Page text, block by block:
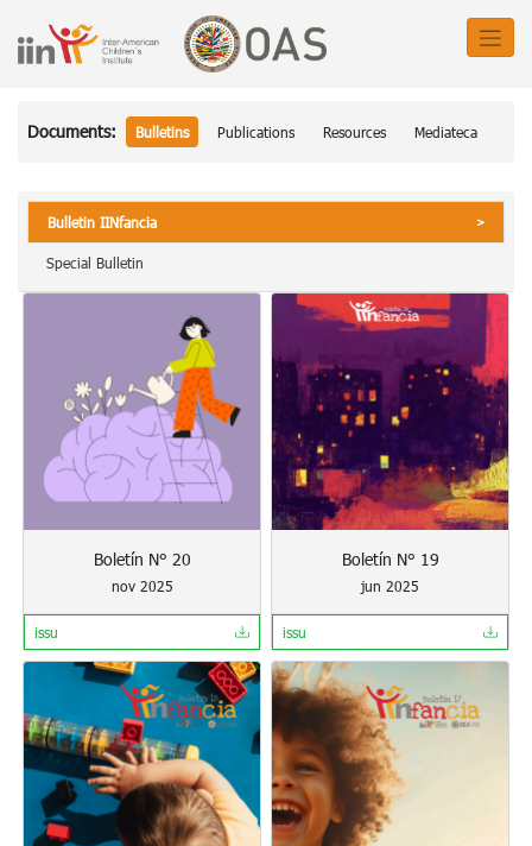
Documents: Bulletins Publications Resources Mediateca
Bulletin IINfancia
Special Bulletin
Boletín N° 20
nov 2025
issu
Boletín N° 19
jun 2025
issu